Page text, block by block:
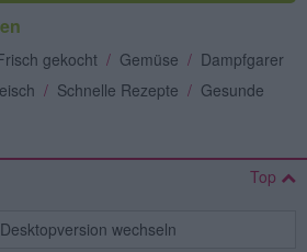
gekocht / Gemüse / Dampfgarer
/ Schnelle Rezepte / Gesunde
Top
wechseln